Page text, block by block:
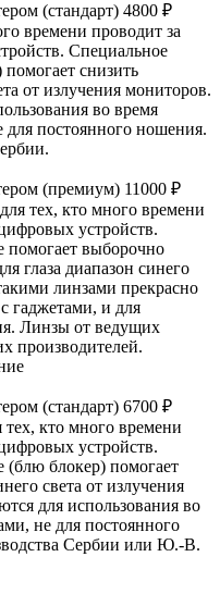
(стандарт) 4800 ₽
времени проводит за
Специальное
снизить
от излучения мониторов.
во время
для постоянного ношения.
(премиум) 11000 ₽
тех, кто много времени
устройств.
помогает выборочно
глаза диапазон синего
линзами прекрасно
гаджетами, и для
Линзы от ведущих
производителей.
(стандарт) 6700 ₽
кто много времени
устройств.
блокер) помогает
света от излучения
для использования во
не для постоянного
Сербии или Ю.-В.